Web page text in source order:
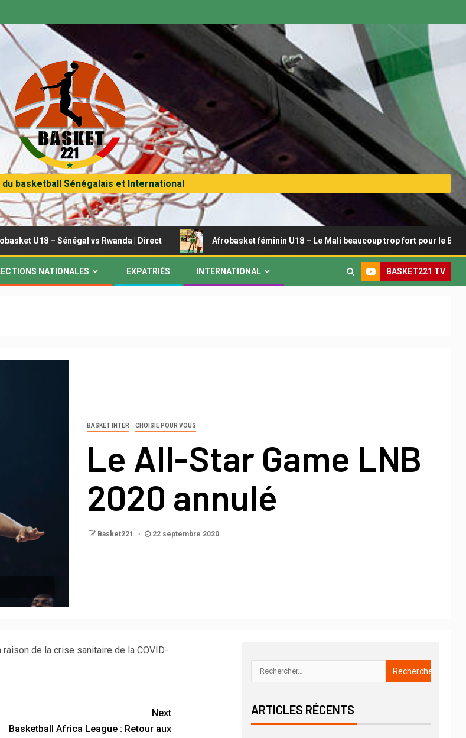
basketball Sénégalais et International
– Sénégal vs Rwanda | Direct Afrobasket féminin U18 – Le Mali beaucoup trop fort pour le Bénin
NATIONALES EXPATRIÉS INTERNATIONAL BASKET221 TV
BASKET INTER CHOISIE POUR VOUS
Le All-Star Game LNB
2020 annulé
Basket221 22 septembre 2020
raison de la crise sanitaire de la COVID-
Next
Basketball Africa League : Retour aux
ARTICLES RÉCENTS